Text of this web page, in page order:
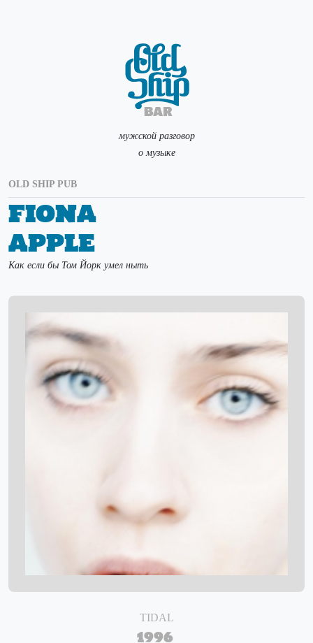
мужской разговор
о музыке
OLD SHIP PUB
Fiona
Apple
Как если бы Том Йорк умел ныть
TIDAL
1996